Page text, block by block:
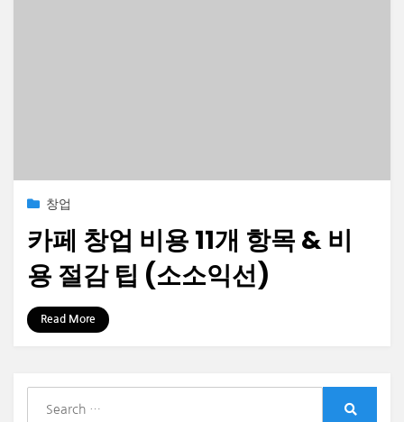
Posted2023-01-31
창업
카페 창업 비용 11개 항목 & 비
용 절감 팁 (소소익선)
by 정보수집가
Read More